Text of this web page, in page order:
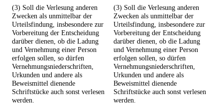
(3) Soll die Verlesung anderen
Zwecken als unmittelbar der
Urteilsfindung, insbesondere zur
Vorbereitung der Entscheidung
darüber dienen, ob die Ladung
und Vernehmung einer Person
erfolgen sollen, so dürfen
Vernehmungsniederschriften,
Urkunden und andere als
Beweismittel dienende
Schriftstücke auch sonst verlesen
werden.
(3) Soll die Verlesung anderen
Zwecken als unmittelbar der
Urteilsfindung, insbesondere zur
Vorbereitung der Entscheidung
darüber dienen, ob die Ladung
und Vernehmung einer Person
erfolgen sollen, so dürfen
Vernehmungsniederschriften,
Urkunden und andere als
Beweismittel dienende
Schriftstücke auch sonst verlesen
werden.